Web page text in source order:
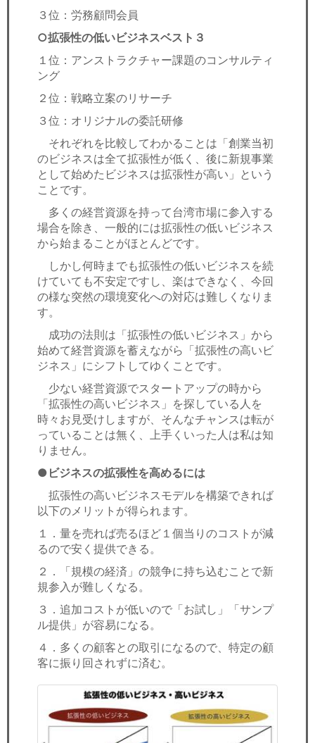
３位：労務顧問会員
○拡張性の低いビジネスベスト３
１位：アンストラクチャー課題のコンサルティ
ング
２位：戦略立案のリサーチ
３位：オリジナルの委託研修
それぞれを比較してわかることは「創業当初
のビジネスは全て拡張性が低く、後に新規事業
として始めたビジネスは拡張性が高い」という
ことです。
多くの経営資源を持って台湾市場に参入する
場合を除き、一般的には拡張性の低いビジネス
から始まることがほとんどです。
しかし何時までも拡張性の低いビジネスを続
けていても不安定ですし、楽はできなく、今回
の様な突然の環境変化への対応は難しくなりま
す。
成功の法則は「拡張性の低いビジネス」から
始めて経営資源を蓄えながら「拡張性の高いビ
ジネス」にシフトしてゆくことです。
少ない経営資源でスタートアップの時から
「拡張性の高いビジネス」を探している人を
時々お見受けしますが、そんなチャンスは転が
っていることは無く、上手くいった人は私は知
りません。
●ビジネスの拡張性を高めるには
拡張性の高いビジネスモデルを構築できれば
以下のメリットが得られます。
１．量を売れば売るほど１個当りのコストが減
るので安く提供できる。
２．「規模の経済」の競争に持ち込むことで新
規参入が難しくなる。
３．追加コストが低いので「お試し」「サンプ
ル提供」が容易になる。
４．多くの顧客との取引になるので、特定の顧
客に振り回されずに済む。